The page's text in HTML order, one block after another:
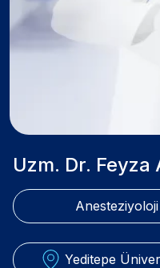
Uzm. Dr. Feyza
Yeditepe